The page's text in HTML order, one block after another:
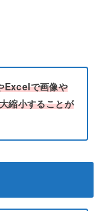
Excelで画像や
縮小することが